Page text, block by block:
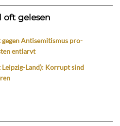
oft gelesen
Antisemitismus pro-
entlarvt
Land): Korrupt sind